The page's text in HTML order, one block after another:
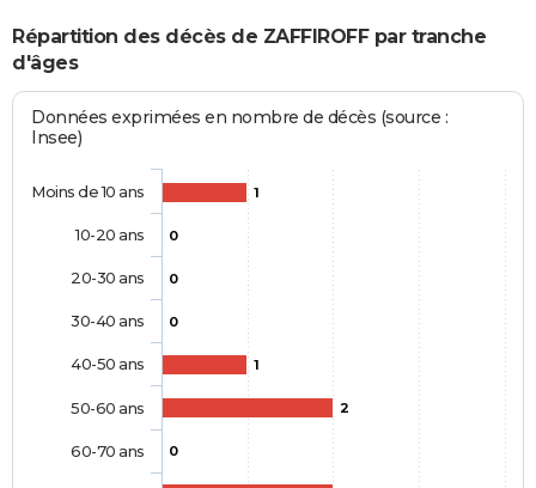
Répartition des décès de ZAFFIROFF par tranche
d'âges
Données exprimées en nombre de décès (source :
Insee)
1
0
0
0
1
2
0
Moins de 10 ans
10-20 ans
20-30 ans
30-40 ans
40-50 ans
50-60 ans
60-70 ans